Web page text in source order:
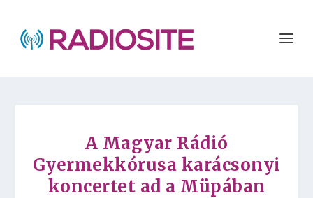
A Magyar Rádió
Gyermekkórusa karácsonyi
koncertet ad a Müpában